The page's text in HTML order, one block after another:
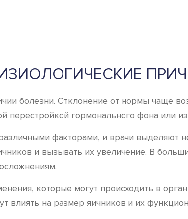
болезни. Отклонение от нормы чаще
перестройкой гормонального фона или
факторами, и врачи выделяют
и вызывать их увеличение. В
которые могут происходить в
влиять на размер яичников и их